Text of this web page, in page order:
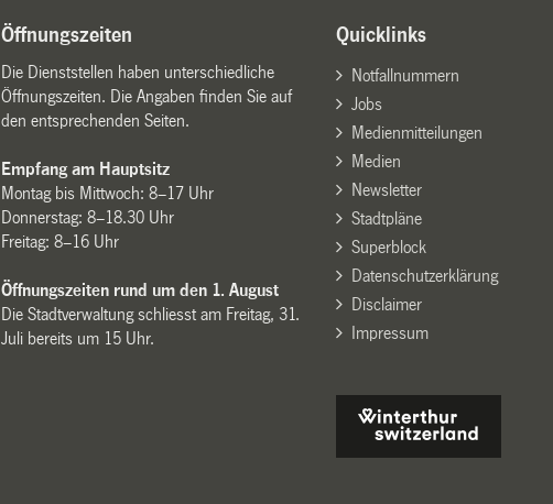
Öffnungszeiten
Die Dienststellen haben unterschiedliche
Öffnungszeiten. Die Angaben finden Sie auf
den entsprechenden Seiten.
Empfang am Hauptsitz
Montag bis Mittwoch: 8–17 Uhr
Donnerstag: 8–18.30 Uhr
Freitag: 8–16 Uhr
Öffnungszeiten rund um den 1. August
Die Stadtverwaltung schliesst am Freitag, 31.
Juli bereits um 15 Uhr.
Quicklinks
Notfallnummern
Jobs
Medienmitteilungen
Medien
Newsletter
Stadtpläne
Superblock
Datenschutzerklärung
Disclaimer
Impressum